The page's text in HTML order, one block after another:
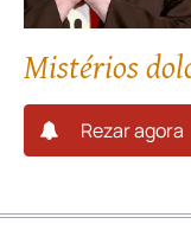
Mistérios
Rezar agora